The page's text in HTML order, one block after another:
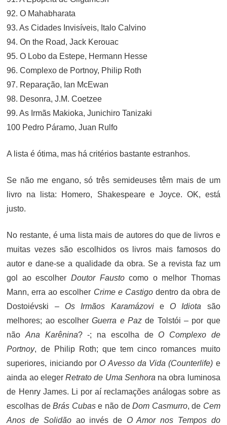
92. O Mahabharata
93. As Cidades Invisíveis, Italo Calvino
94. On the Road, Jack Kerouac
95. O Lobo da Estepe, Hermann Hesse
96. Complexo de Portnoy, Philip Roth
97. Reparação, Ian McEwan
98. Desonra, J.M. Coetzee
99. As Irmãs Makioka, Junichiro Tanizaki
100 Pedro Páramo, Juan Rulfo
A lista é ótima, mas há critérios bastante estranhos.
Se não me engano, só três semideuses têm mais de um
livro na lista: Homero, Shakespeare e Joyce. OK, está
justo.
No restante, é uma lista mais de autores do que de livros e
muitas vezes são escolhidos os livros mais famosos do
autor e dane-se a qualidade da obra. Se a revista faz um
gol ao escolher Doutor Faustocomo o melhor Thomas
Mann, erra ao escolher Crime e Castigo dentro da obra de
Dostoiévski – Os Irmãos Karamázovi e O Idiota são
melhores; ao escolherGuerra e Paz de Tolstói – por que
nãoAna Karênina? -; na escolha de O Complexo de
Portnoy, de Philip Roth; que tem cinco romances muito
superiores, iniciando por O Avesso da Vida (Counterlife) e
ainda ao elegerRetrato de Uma Senhora na obra luminosa
de Henry James. Li por aí reclamações análogas sobre as
escolhas deBrás Cubase não deDom Casmurro, de Cem
Anos de Solidãoao invés de O Amor nos Tempos do